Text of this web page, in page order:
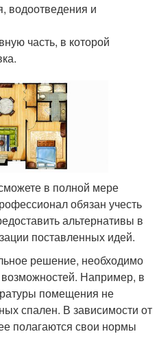
водоотведения и
часть, в которой
в полной мере
обязан учесть
альтернативы в
поставленных идей.
решение, необходимо
Например, в
помещения не
спален. В зависимости от
полагаются свои нормы